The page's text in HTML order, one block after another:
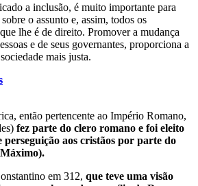
a inclusão, é muito importante para
o assunto e, assim, todos os
lhe é de direito. Promover a mudança
e de seus governantes, proporciona a
mais justa.
então pertencente ao Império Romano,
fez parte do clero romano e foi eleito
perseguição aos cristãos por parte do
em 312, que teve uma visão